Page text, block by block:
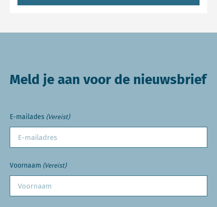
Meld je aan voor de nieuwsbrief
E-mailades (Vereist)
Voornaam (Vereist)